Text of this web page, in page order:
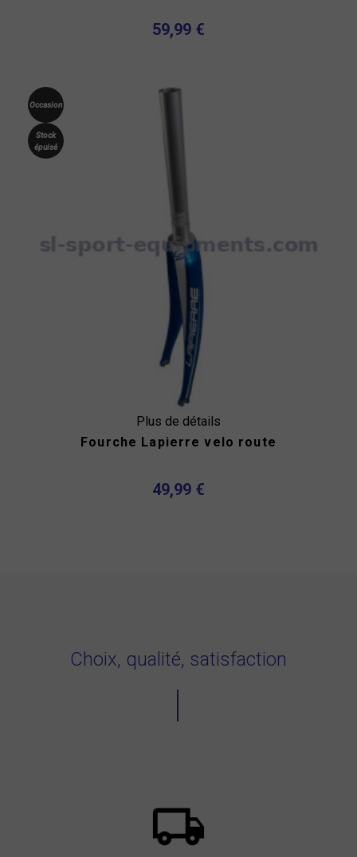
59,99 €
Plus de détails
Occasion
Stock
épuisé
Fourche Lapierre velo route
49,99 €
Choix, qualité, satisfaction